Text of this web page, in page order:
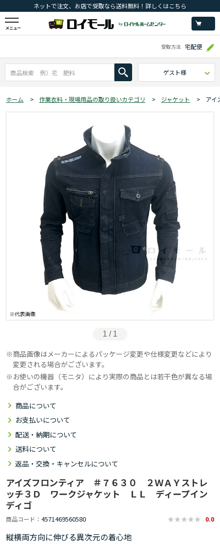
ネットで注文、お店で受取なら送料無料！詳しくはこちら
メニュー
受取方法 宅配便
ゲスト様
ホーム > 作業衣料・現場用品の取り扱いカテゴリ > ジャケット > ア
1 / 1
商品画像はメーカーによるパッケージ変更や仕様変更などにより
変更される場合がございます。
お使いの機器（モニタ）により実際の商品とは若干色が異なる場
合がございます。
商品について
お支払いについて
配送・納期について
送料について
返品・交換・キャンセルについて
アイズフロンティア ＃７６３０ ２ＷＡＹストレ
ッチ３Ｄ ワークジャケット ＬＬ ディープイン
ディゴ
商品コード 4571469560580 0.0
縦横両方向に伸びる異次元の着心地